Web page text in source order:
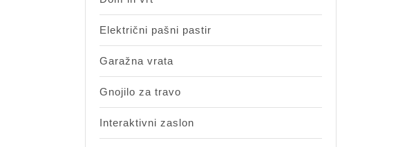
Električni pašni pastir
Garažna vrata
Gnojilo za travo
Interaktivni zaslon